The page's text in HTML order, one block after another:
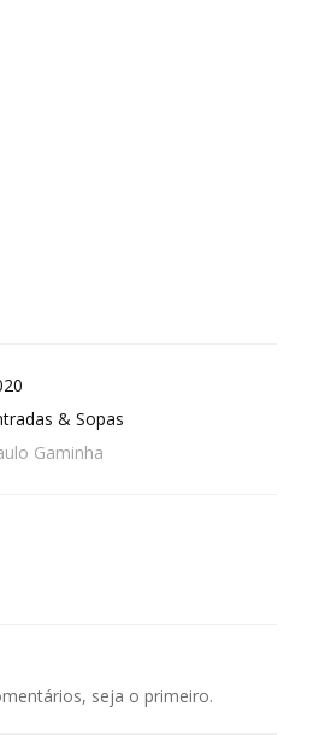
& Sopas
Gaminha
seja o primeiro.